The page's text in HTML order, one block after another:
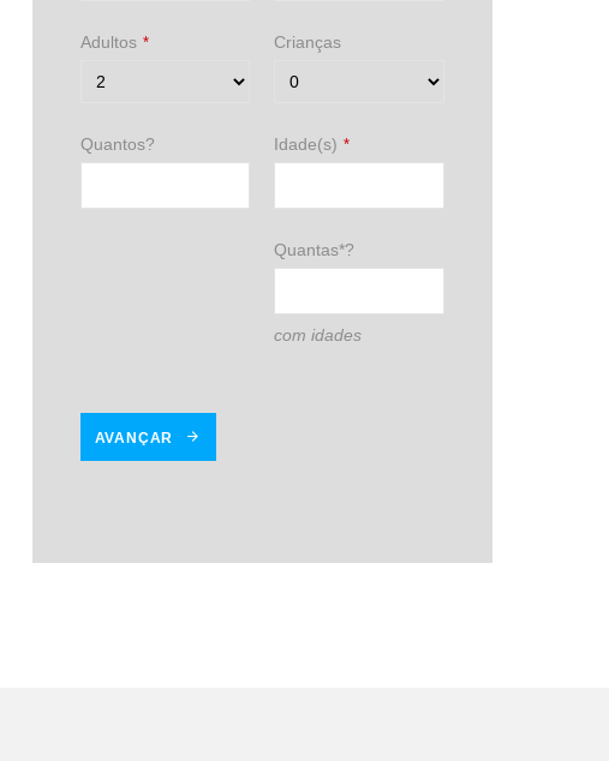
Adultos *
Quantos?
Crianças
Idade(s) *
Quantas*?
com idades
AVANÇAR